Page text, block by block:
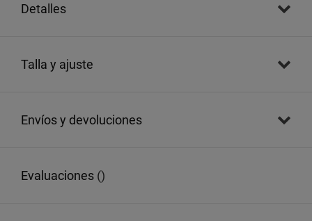
detalles
talla y ajuste
envíos y devoluciones
evaluaciones ()